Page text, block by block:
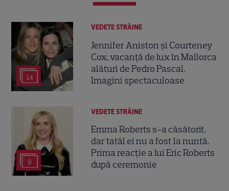
14
VEDETE STRĂINE
Jennifer Aniston și Courteney
Cox, vacanță de lux în Mallorca
alături de Pedro Pascal.
Imagini spectaculoase
9
VEDETE STRĂINE
Emma Roberts s-a căsătorit,
dar tatăl ei nu a fost la nuntă.
Prima reacție a lui Eric Roberts
după ceremonie